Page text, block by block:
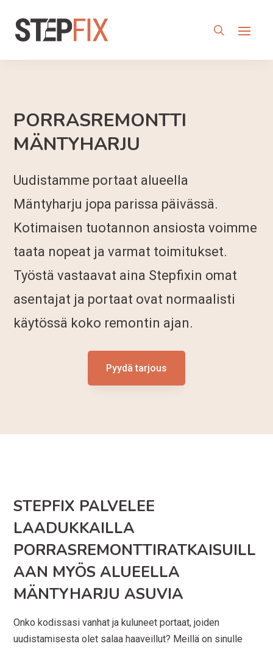
PORRASREMONTTI
MÄNTYHARJU
Uudistamme portaat alueella
Mäntyharju jopa parissa päivässä.
Kotimaisen tuotannon ansiosta voimme
taata nopeat ja varmat toimitukset.
Työstä vastaavat aina Stepfixin omat
asentajat ja portaat ovat normaalisti
käytössä koko remontin ajan.
Pyydä tarjous
STEPFIX PALVELEE
LAADUKKAILLA
PORRASREMONTTIRATKAISUILL
AAN MYÖS ALUEELLA
MÄNTYHARJU ASUVIA
Onko kodissasi vanhat ja kuluneet portaat, joiden
uudistamisesta olet salaa haaveillut? Meillä on sinulle